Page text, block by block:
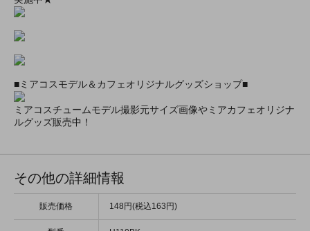
■ミアコスモデル＆カフェオリジナルグッズショップ■
ミアコスチュームモデル撮影元サイズ画像やミアカフェオリジナ
ルグッズ販売中！
その他の詳細情報
販売価格 148円(税込163円)